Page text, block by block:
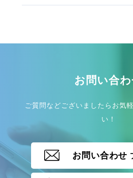
お問い合
ご質問などございましたらお気
い！
お問い合わせ